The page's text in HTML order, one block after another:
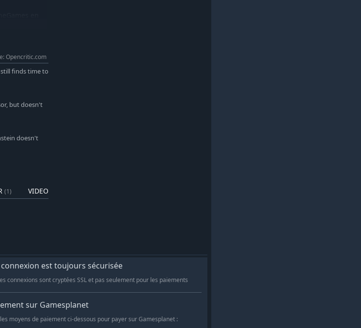
le
des
les
les troupes
vous
en 1946.
représentés
et ne sont
Opencritic.com
finds time to
but doesn't
doesn't
(1) VIDEOS
est toujours sécurisée
connexions sont cryptées SSL et pas seulement pour les paiements
sur Gamesplanet
moyens de paiement ci-dessous pour payer sur Gamesplanet :